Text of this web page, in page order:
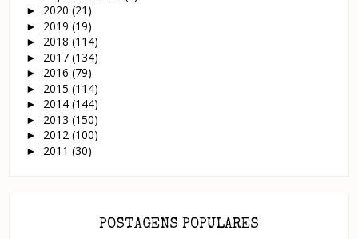
► 2020(21)
► 2019(19)
► 2018(114)
► 2017(134)
► 2016(79)
► 2015(114)
► 2014(144)
► 2013(150)
► 2012(100)
► 2011(30)
POSTAGENS POPULARES